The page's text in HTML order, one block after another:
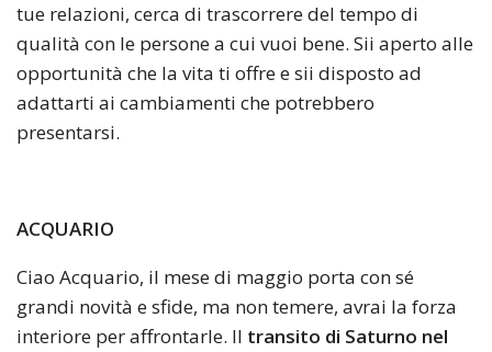
tue relazioni, cerca di trascorrere del tempo di
qualità con le persone a cui vuoi bene. Sii aperto alle
opportunità che la vita ti offre e sii disposto ad
adattarti ai cambiamenti che potrebbero
presentarsi.
ACQUARIO
Ciao Acquario, il mese di maggio porta con sé
grandi novità e sfide, ma non temere, avrai la forza
interiore per affrontarle. Il transito di Saturno nel